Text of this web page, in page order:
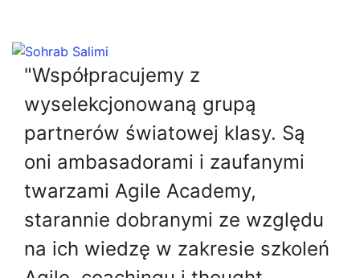
"Współpracujemy z
wyselekcjonowaną grupą
partnerów światowej klasy. Są
oni ambasadorami i zaufanymi
twarzami Agile Academy,
starannie dobranymi ze względu
na ich wiedzę w zakresie szkoleń